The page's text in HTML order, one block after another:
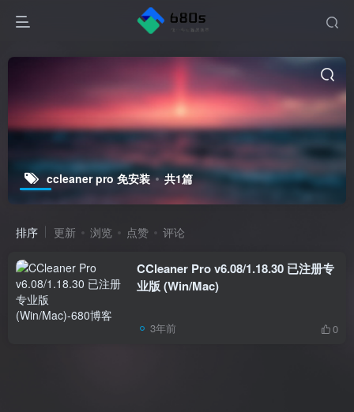
ccleaner pro 免安装 共1篇
排序 更新 浏览 点赞 评论
CCleaner Pro v6.08/1.18.30 已注册专
业版 (Win/Mac)
3年前 0